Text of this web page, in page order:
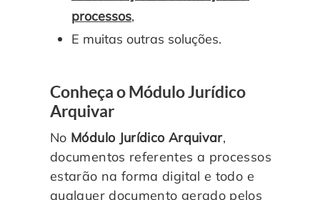
processos,
E muitas outras soluções.
Conheça o Módulo Jurídico
Arquivar
No Módulo Jurídico Arquivar,
documentos referentes a processos
estarão na forma digital e todo e
qualquer documento gerado pelos